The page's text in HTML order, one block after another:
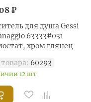
₽
для душа Gessi
63333#031
хром глянец
60293
12 шт